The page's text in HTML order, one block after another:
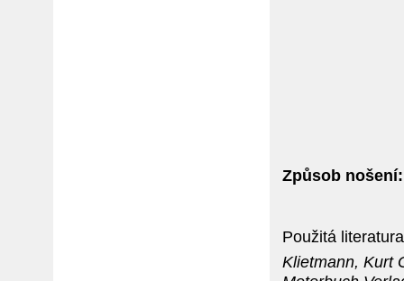
Způsob nošení:
Použitá
Klietmann, Kurt